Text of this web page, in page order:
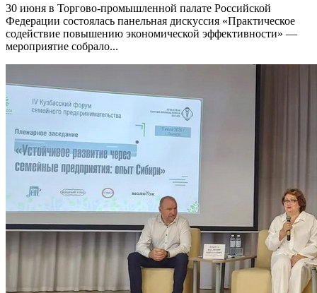
30 июня в Торгово-промышленной палате Российской
Федерации состоялась панельная дискуссия «Практическое
содействие повышению экономической эффективности» —
мероприятие собрало...